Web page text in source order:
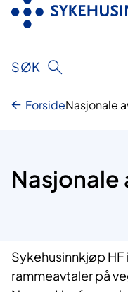
SØK
ForsideNasjonale
Nasjonale
Sykehusinnkjøp
rammeavtaler på